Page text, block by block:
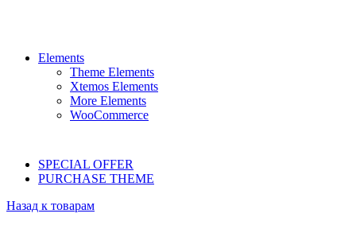
Elements
Theme Elements
Xtemos Elements
More Elements
WooCommerce
SPECIAL OFFER
PURCHASE THEME
Назад к товарам